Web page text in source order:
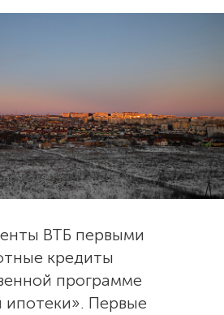
ВТБ первыми
кредиты
программе
ипотеки». Первые